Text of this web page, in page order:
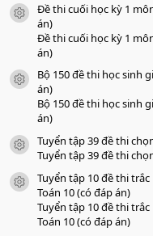
icon tài liệu
Đề thi cuối học kỳ 1
án)
Đề thi cuối học kỳ 1
án)
icon tài liệu
Bộ 150 đề thi học sinh
án)
Bộ 150 đề thi học sinh
án)
icon tài liệu
Tuyển tập 39 đề thi
Tuyển tập 39 đề thi
icon tài liệu
Tuyển tập 10 đề thi
Toán 10 (có đáp án)
Tuyển tập 10 đề thi
Toán 10 (có đáp án)